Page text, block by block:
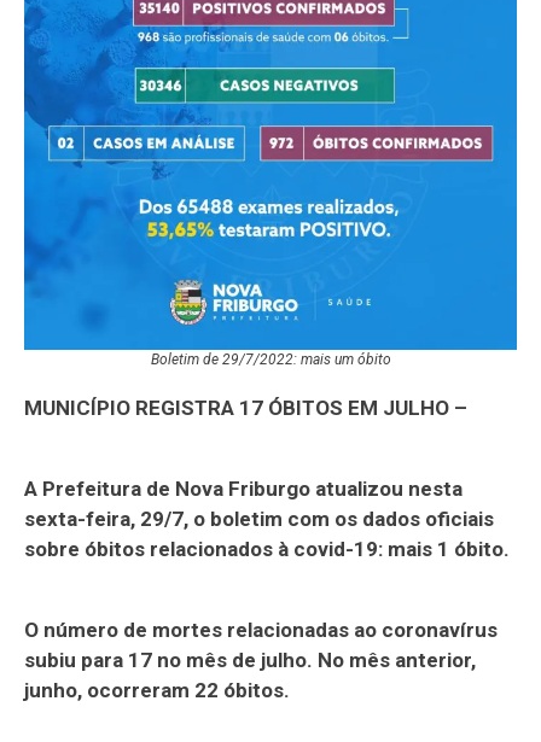
Boletim de 29/7/2022: mais um óbito
MUNICÍPIO REGISTRA 17 ÓBITOS EM JULHO –
A Prefeitura de Nova Friburgo atualizou nesta
sexta-feira, 29/7, o boletim com os dados oficiais
sobre óbitos relacionados à covid-19: mais 1 óbito.
O número de mortes relacionadas ao coronavírus
subiu para 17 no mês de julho. No mês anterior,
junho, ocorreram 22 óbitos.